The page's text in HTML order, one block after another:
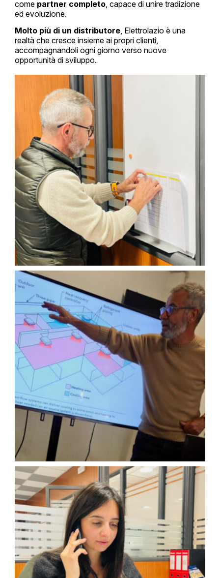
come partner completo , capace di unire tradizione
ed evoluzione.
Molto più di un distributore , Elettrolazio è una
realtà che cresce insieme ai propri clienti,
accompagnandoli ogni giorno verso nuove
opportunità di sviluppo.